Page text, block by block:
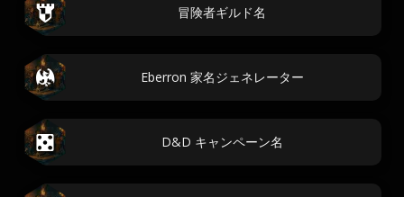
冒険者ギルド名
Eberron 家名ジェネレーター
D&D キャンペーン名